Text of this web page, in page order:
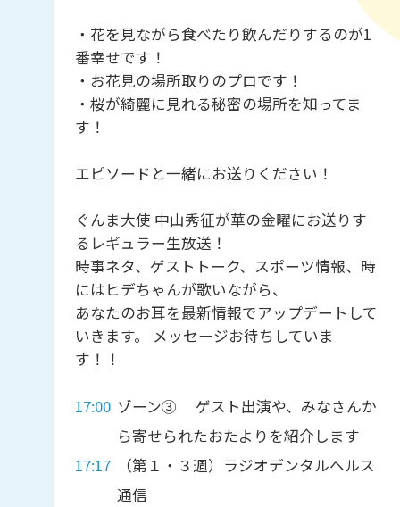
・花を見ながら食べたり飲んだりするのが1
番幸せです！
・お花見の場所取りのプロです！
・桜が綺麗に見れる秘密の場所を知ってま
す！
エピソードと一緒にお送りください！
ぐんま大使 中山秀征が華の金曜にお送りす
るレギュラー生放送！
時事ネタ、ゲストトーク、スポーツ情報、時
にはヒデちゃんが歌いながら、
あなたのお耳を最新情報でアップデートして
いきます。 メッセージお待ちしていま
す！！
17:00 ゾーン③ ゲスト出演や、みなさんか
ら寄せられたおたよりを紹介します
17:17
（第１・３週）ラジオデンタルヘルス
通信